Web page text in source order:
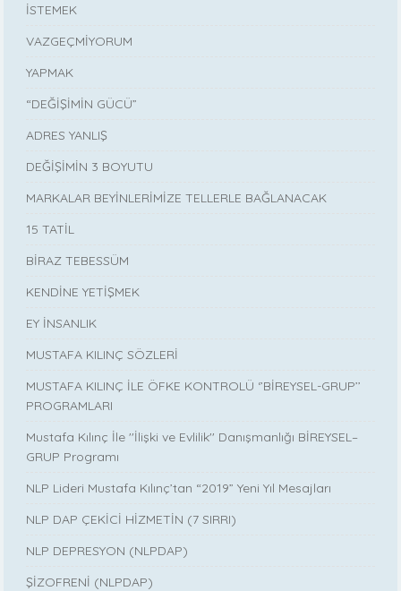
İSTEMEK
VAZGEÇMİYORUM
YAPMAK
“DEĞİŞİMİN GÜCÜ”
ADRES YANLIŞ
DEĞİŞİMİN 3 BOYUTU
MARKALAR BEYİNLERİMİZE TELLERLE BAĞLANACAK
15 TATİL
BİRAZ TEBESSÜM
KENDİNE YETİŞMEK
EY İNSANLIK
MUSTAFA KILINÇ SÖZLERİ
MUSTAFA KILINÇ İLE ÖFKE KONTROLÜ ‘’BİREYSEL-GRUP’’
PROGRAMLARI
Mustafa Kılınç İle ''İlişki ve Evlilik'' Danışmanlığı BİREYSEL–
GRUP Programı
NLP Lideri Mustafa Kılınç’tan “2019” Yeni Yıl Mesajları
NLP DAP ÇEKİCİ HİZMETİN (7 SIRRI)
NLP DEPRESYON (NLPDAP)
ŞİZOFRENİ (NLPDAP)